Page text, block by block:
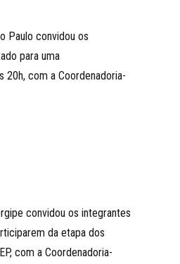
Paulo convidou os
para uma
com a Coordenadoria-
convidou os integrantes
da etapa dos
com a Coordenadoria-